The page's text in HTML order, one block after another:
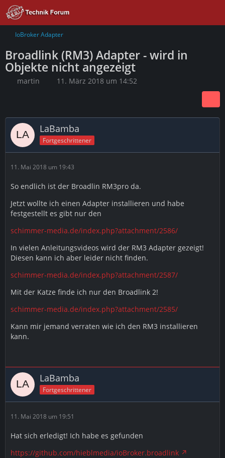
IoBroker Adapter
Broadlink (RM3) Adapter - wird in
Objekte nicht angezeigt
martin 11. März 2018 um 14:52
LaBamba
Fortgeschrittener
11. Mai 2018 um 19:43
So endlich ist der Broadlin RM3pro da.
Jetzt wollte ich einen Adapter installieren und habe
festgestellt es gibt nur den
schimmer-media.de/index.php?attachment/2586/
In vielen Anleitungsvideos wird der RM3 Adapter gezeigt!
Diesen kann ich aber leider nicht finden.
schimmer-media.de/index.php?attachment/2587/
Mit der Katze finde ich nur den Broadlink 2!
schimmer-media.de/index.php?attachment/2585/
Kann mir jemand verraten wie ich den RM3 installieren
kann.
LaBamba
Fortgeschrittener
11. Mai 2018 um 19:51
Hat sich erledigt! Ich habe es gefunden
https://github.com/hieblmedia/ioBroker.broadlink